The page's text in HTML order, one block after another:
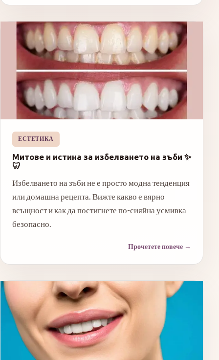
ЕСТЕТИКА
Митове и истина за избелването на зъби ✨
🦷
Избелването на зъби не е просто модна тенденция
или домашна рецепта. Вижте какво е вярно
всъщност и как да постигнете по-сияйна усмивка
безопасно.
Прочетете повече →